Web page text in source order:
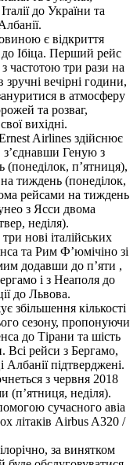
до України та
є відкриття
Ібіца. Перший рейс
частотою три рази на
вечірні години,
в атмосферу
та розваг,
вихідні.
Airlines здійснює
з’єднавши Геную з
п’ятниця),
тиждень (понеділок,
рейсами на тиждень
з Ясси двома
неділя).
нові італійських
та Рим Ф’юмічіно зі
додавши до п’яти ,
і з Неаполя до
до Львова.
збільшення кількості
сезону, пропонуючи
до Тірани та шість
Всі рейси з Бергамо,
підтверджені.
з червня 2018
(п’ятниця, неділя).
сучасного авіа
літаків Airbus A320 /
за винятком